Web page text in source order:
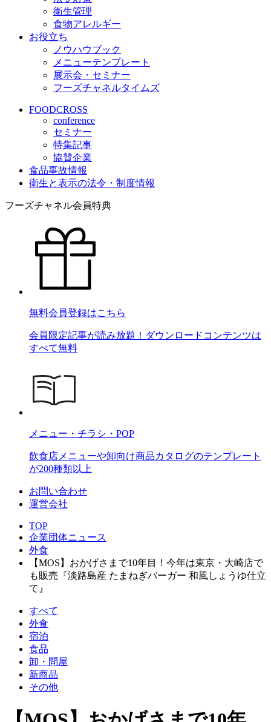
衛生管理
食物アレルギー
お役立ち
ノウハウブック
メニューテンプレート
展示会・セミナー
フーズチャネルタイムズ
FOODCROSS
conference
セミナー
特集記事
協賛企業
食品事故情報
衛生と表示の法令・制度情報
フーズチャネル会員特典
無料会員登録はこちら
会員限定記事が読み放題！ダウンロードコンテンツは
すべて無料
メニュー・チラシ・POP
飲食店メニューや卸向け商品カタログのテンプレート
が200種類以上
お問い合わせ
運営会社
TOP
企業団体ニュース
外食
【MOS】おかげさまで10年目！今年は東京・大崎店で
も販売『淡路島産 たまねぎバーガー 和風しょうゆ仕立
て』
すべて
外食
宿泊
食品
卸・問屋
新商品
その他